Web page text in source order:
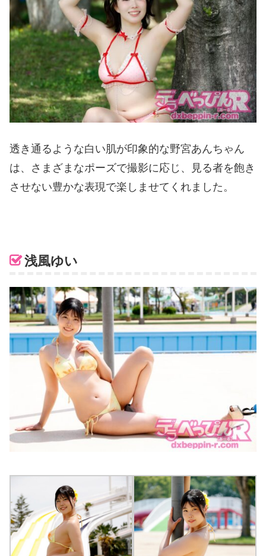
透き通るような白い肌が印象的な野宮あんちゃん
は、さまざまなポーズで撮影に応じ、見る者を飽き
させない豊かな表現で楽しませてくれました。
浅風ゆい